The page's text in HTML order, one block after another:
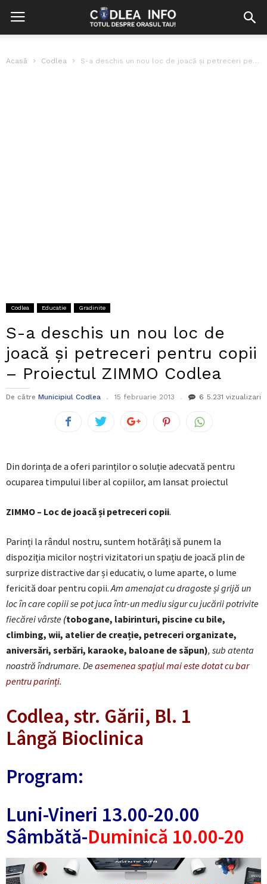
Acasă Codlea S-a deschis un nou loc de joacă și petreceri pentru copii –...
Codlea Educatie Gradinite
S-a deschis un nou loc de
joacă și petreceri pentru copii
– Proiectul ZIMMO Codlea
De către Municipiul Codlea 15 februarie 2013 6 5.231 vizualizari
Din dorința de a oferi parinților o soluție adecvată pentru
ocuparea timpului liber al copiilor, am lansat proiectul
ZIMMO – Loc de joacă și petreceri copii.
Parinți la rândul nostru, suntem hotărâți să punem la
dispoziția micilor noștri vizitatori un spațiu de joacă plin de
surprize distractive dar și educativ, o lume aparte, o lume
fericită doar pentru copii.Am amenajat cu dragoste și grijă un
loc în care copiii se pot juca într-un mediu sigur cu jucării potrivite
fiecărei vârste (tobogane, labirinturi, piscine cu bile,
climbing, wii, atelier de creație, petreceri organizate,
aniversări, serbări, karaoke, baloane de săpun), sub atenta
noastră îndrumare. Deasemenea spațiul mai este dotat cu bar
pentru parinți.
Codlea, str. Gării, Bl. 1
Lângă Bioclinica
Program:
Luni-Vineri 13.00-20.00
Sâmbătă-Duminică 10.00-20